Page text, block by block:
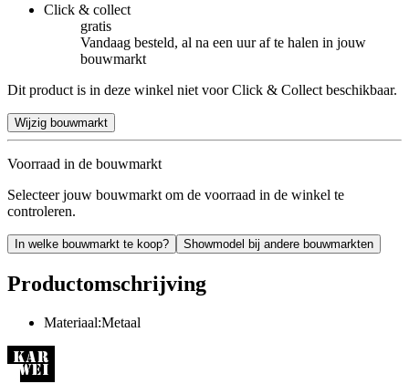
Click & collect
gratis
Vandaag besteld, al na een uur af te halen in jouw
bouwmarkt
Dit product is in deze winkel niet voor Click & Collect beschikbaar.
Wijzig bouwmarkt
Voorraad in de bouwmarkt
Selecteer jouw bouwmarkt om de voorraad in de winkel te
controleren.
In welke bouwmarkt te koop? Showmodel bij andere bouwmarkten
Productomschrijving
Materiaal:Metaal